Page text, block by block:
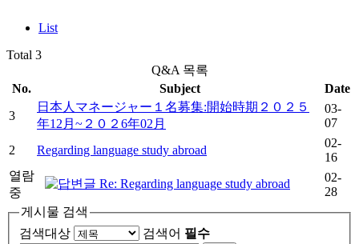
List
Total 3
Q&A 목록
No.
Subject
Date
3
日本人マネージャー１名募集:開始時期２０２５
年12月~２０２6年02月
03-
07
2
Regarding language study abroad
02-
16
열람
중
Re: Regarding language study abroad
02-
28
게시물 검색
검색대상
검색어 필수